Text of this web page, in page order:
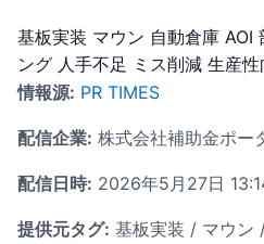
基板実装 マウン 自動倉庫 AOI
ング 人手不足 ミス削減 生産性
情報源: PR TIMES
配信企業: 株式会社補助金ポー
配信日時: 2026年5月27日
提供元タグ: 基板実装 / マウン